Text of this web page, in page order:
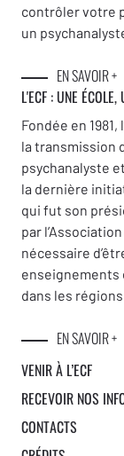
contrôler votre
un
EN SAVOIR +
L'ECF : UNE ÉCOLE,
Fondée en
la transmission
psychanalyste
la dernière
qui fut son
par
nécessaire
enseignements
dans les régions
EN SAVOIR +
VENIR À L’ECF
RECEVOIR NOS
CONTACTS